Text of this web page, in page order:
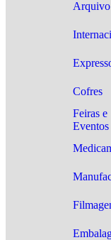
Arquivo
Cofres
Feiras e
Eventos